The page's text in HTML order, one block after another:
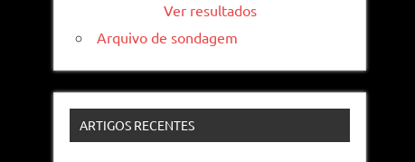
Ver resultados
Arquivo de sondagem
ARTIGOS RECENTES